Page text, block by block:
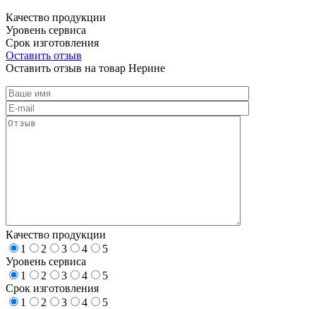
Качество продукции
Уровень сервиса
Срок изготовления
Оставить отзыв
Оставить отзыв на товар Нерине
Качество продукции
1
2 3 4
5
Уровень сервиса
1
2 3 4
5
Срок изготовления
1
2 3 4
5